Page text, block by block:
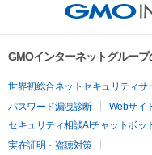
GMOインターネットグルー
世界初総合ネットセキュリティサ
パスワード漏洩診断
Webサイ
セキュリティ相談AIチャットボッ
実在証明・盗聴対策